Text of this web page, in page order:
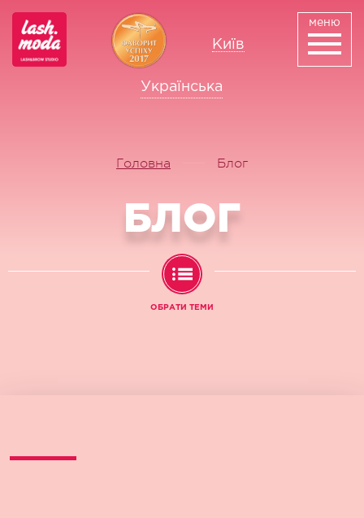
меню
Українська
Київ
Головна Блог
БЛОГ
ОБРАТИ ТЕМИ